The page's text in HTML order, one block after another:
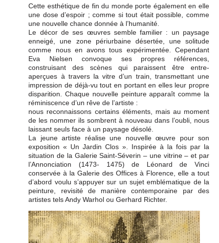
Cette esthétique de fin du monde porte également en elle
une dose d’espoir ; comme si tout était possible, comme
une nouvelle chance donnée à l’humanité.
Le décor de ses œuvres semble familier : un paysage
enneigé, une zone périurbaine désertée, une solitude
comme nous en avons tous expérimentée. Cependant
Eva Nielsen convoque ses propres références,
construisant des scènes qui paraissent être entre-
aperçues à travers la vitre d’un train, transmettant une
impression de déjà-vu tout en portant en elles leur propre
disparition. Chaque nouvelle peinture apparaît comme la
réminiscence d’un rêve de l’artiste :
nous reconnaissons certains éléments, mais au moment
de les nommer ils sombrent à nouveau dans l’oubli, nous
laissant seuls face à un paysage désolé.
La jeune artiste réalise une nouvelle œuvre pour son
exposition « Un Jardin Clos ». Inspirée à la fois par la
situation de la Galerie Saint-Séverin – une vitrine – et par
l’Annonciation (1473- 1475) de Léonard de Vinci
conservée à la Galerie des Offices à Florence, elle a tout
d’abord voulu s’appuyer sur un sujet emblématique de la
peinture, revisité de manière contemporaine par des
artistes tels Andy Warhol ou Gerhard Richter.